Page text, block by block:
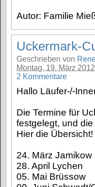
Autor: Familie
Uckermark-
Geschrieben von
Montag, 19. März 2012
2 Kommentare
Hallo Läufer-/-
Die Termine für
festgelegt, und
Hier die Übersicht!
24. März Jamikow
28. April Lychen
05. Mai Brüssow